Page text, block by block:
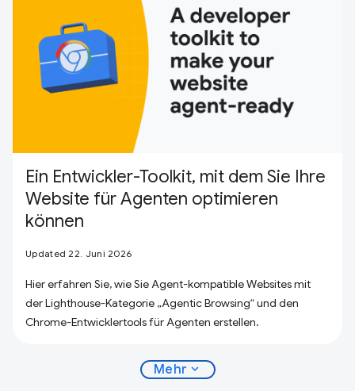
Ein Entwickler-Toolkit, mit dem Sie Ihre
Website für Agenten optimieren
können
Updated 22. Juni 2026
Hier erfahren Sie, wie Sie Agent-kompatible Websites mit
der Lighthouse-Kategorie „Agentic Browsing“ und den
Chrome-Entwicklertools für Agenten erstellen.
Mehr expand_more